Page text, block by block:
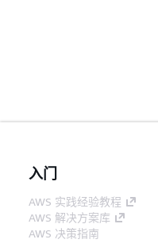
入门
AWS 实践经验教程
AWS 解决方案库
AWS 决策指南